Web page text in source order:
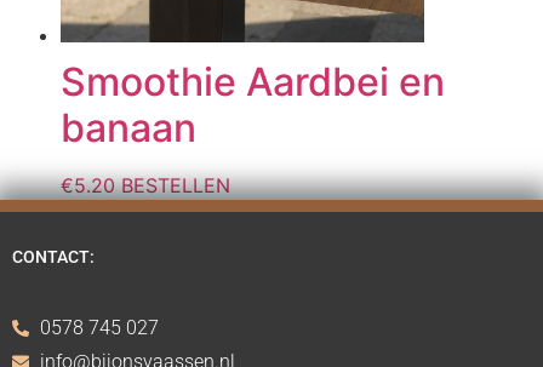
Smoothie Aardbei en
banaan
€5.20 BESTELLEN
CONTACT:
0578 745 027
info@bijonsvaassen.nl